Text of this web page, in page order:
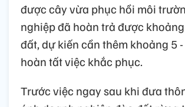
được cây vừa phục hồi môi
nghiệp đã hoàn trả được
đất, dự kiến cần thêm khoảng 5
hoàn tất việc khắc phục.
Trước việc ngay sau khi đưa